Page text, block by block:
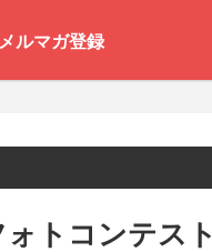
メルマガ登録
トコンテスト